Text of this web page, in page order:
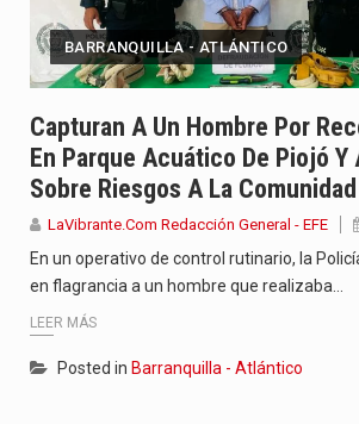
BARRANQUILLA - ATLÁNTICO
Capturan A Un Hombre Por
En Parque Acuático De Piojó
Sobre Riesgos A La Comunidad
LaVibrante.Com Redacción General - EFE
En un operativo de control rutinario, la
en flagrancia a un hombre que realizaba…
LEER MÁS
Posted in Barranquilla - Atlántico